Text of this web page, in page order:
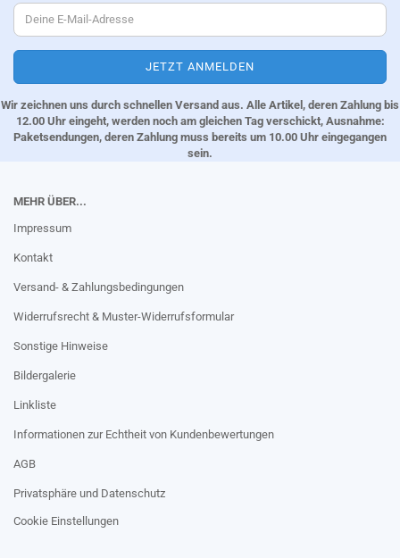
Wir zeichnen uns durch schnellen Versand aus. Alle Artikel, deren Zahlung bis
12.00 Uhr eingeht, werden noch am gleichen Tag verschickt, Ausnahme:
Paketsendungen, deren Zahlung muss bereits um 10.00 Uhr eingegangen
sein.
MEHR ÜBER...
Impressum
Kontakt
Versand- & Zahlungsbedingungen
Widerrufsrecht & Muster-Widerrufsformular
Sonstige Hinweise
Bildergalerie
Linkliste
Informationen zur Echtheit von Kundenbewertungen
AGB
Privatsphäre und Datenschutz
Cookie Einstellungen